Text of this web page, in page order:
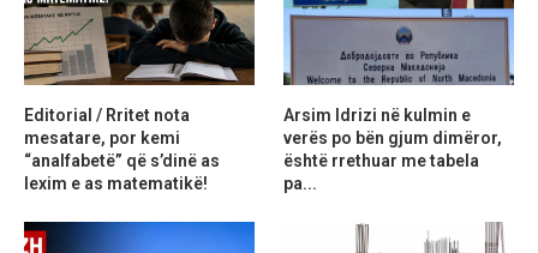
Editorial / Rritet nota
mesatare, por kemi
“analfabetë” që s’dinë as
lexim e as matematikë!
Arsim Idrizi në kulmin e
verës po bën gjum dimëror,
është rrethuar me tabela
pa...